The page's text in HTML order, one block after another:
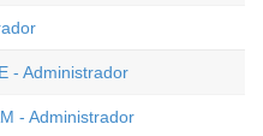
- Administrador
- Administrador